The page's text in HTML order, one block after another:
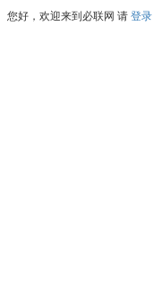
您好，欢迎来到必联网 请登录